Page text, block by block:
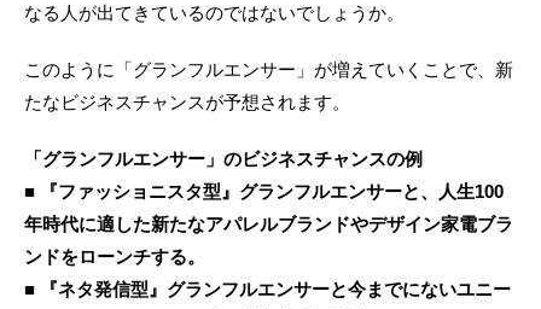
なる人が出てきているのではないでしょうか。
このように「グランフルエンサー」が増えていくことで、新
たなビジネスチャンスが予想されます。
「グランフルエンサー」のビジネスチャンスの例
■ 『ファッショニスタ型』グランフルエンサーと、人生100
年時代に適した新たなアパレルブランドやデザイン家電ブラ
ンドをローンチする。
■ 『ネタ発信型』グランフルエンサーと今までにないユニー